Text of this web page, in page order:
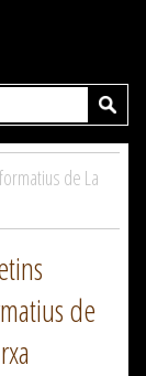
de La
de